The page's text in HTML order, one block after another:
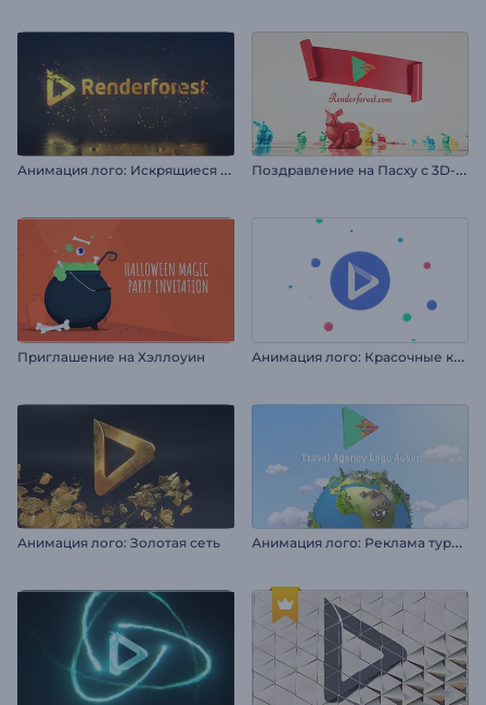
А
нимация лого: Искрящиеся частицы П
оздравление на Пасху с 3D-лентой
Приглашение на Хэллоуин А
нимация лого: Красочные круги
Анимация лого: Золотая сеть А
нимация лого: Реклама турагентства